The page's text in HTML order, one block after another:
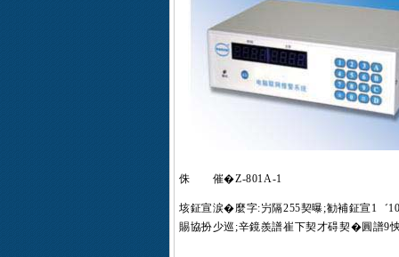
侏 催�Z-801A-1
垓鉦宣涙�麼字:屶隔255契曝;勧補鉦宣1゛
賜協扮少巡;辛鏡羨譜崔下契才碍契�圓譜